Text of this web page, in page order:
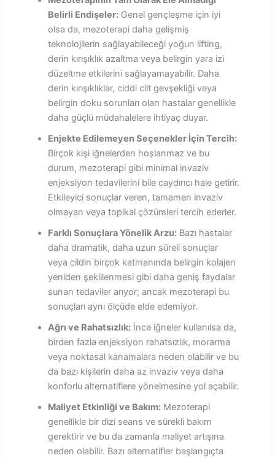
Belirli Endişeler:Genel gençleşme için iyi
olsa da, mezoterapi daha gelişmiş
teknolojilerin sağlayabileceği yoğun lifting,
derin kırışıklık azaltma veya belirgin yara izi
düzeltme etkilerini sağlayamayabilir. Daha
derin kırışıklıklar, ciddi cilt gevşekliği veya
belirgin doku sorunları olan hastalar genellikle
daha güçlü müdahalelere ihtiyaç duyar.
Enjekte Edilemeyen Seçenekler İçin Tercih:
Birçok kişi iğnelerden hoşlanmaz ve bu
durum, mezoterapi gibi minimal invaziv
enjeksiyon tedavilerini bile caydırıcı hale getirir.
Etkileyici sonuçlar veren, tamamen invaziv
olmayan veya topikal çözümleri tercih ederler.
Farklı Sonuçlara Yönelik Arzu:Bazı hastalar
daha dramatik, daha uzun süreli sonuçlar
veya cildin birçok katmanında belirgin kolajen
yeniden şekillenmesi gibi daha geniş faydalar
sunan tedaviler arıyor; ancak mezoterapi bu
sonuçları aynı ölçüde elde edemiyor.
Ağrı ve Rahatsızlık:İnce iğneler kullanılsa da,
birden fazla enjeksiyon rahatsızlık, morarma
veya noktasal kanamalara neden olabilir ve bu
da bazı kişilerin daha az invaziv veya daha
konforlu alternatiflere yönelmesine yol açabilir.
Maliyet Etkinliği ve Bakım:Mezoterapi
genellikle bir dizi seans ve sürekli bakım
gerektirir ve bu da zamanla maliyet artışına
neden olabilir. Bazı alternatifler başlangıçta